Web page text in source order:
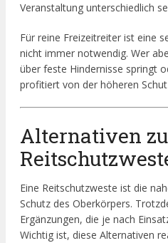
Veranstaltung unterschiedlich
Für reine Freizeitreiter ist eine
nicht immer notwendig. Wer
über feste Hindernisse springt
profitiert von der höheren
Alternativen
Eine Reitschutzweste ist die
Schutz des Oberkörpers.
Ergänzungen, die je nach
Wichtig ist, diese Alternativen